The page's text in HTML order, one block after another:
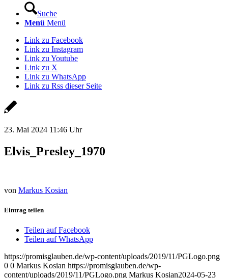
Suche
Menü Menü
Link zu Facebook
Link zu Instagram
Link zu Youtube
Link zu X
Link zu WhatsApp
Link zu Rss dieser Seite
23. Mai 2024 11:46 Uhr
Elvis_Presley_1970
von Markus Kosian
Eintrag teilen
Teilen auf Facebook
Teilen auf WhatsApp
https://promisglauben.de/wp-content/uploads/2019/11/PGLogo.png
0 0 Markus Kosian https://promisglauben.de/wp-
content/uploads/2019/11/PGLogo.png Markus Kosian2024-05-23